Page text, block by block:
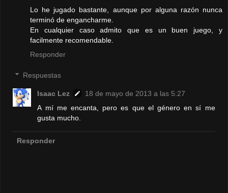
Lo he jugado bastante, aunque por alguna razón nunca
terminó de engancharme.
En cualquier caso admito que es un buen juego, y
facilmente recomendable.
Responder
Respuestas
Isaac Lez
18 de mayo de 2013 a las 5:27
A mí me encanta, pero es que el género en sí me
gusta mucho.
Responder